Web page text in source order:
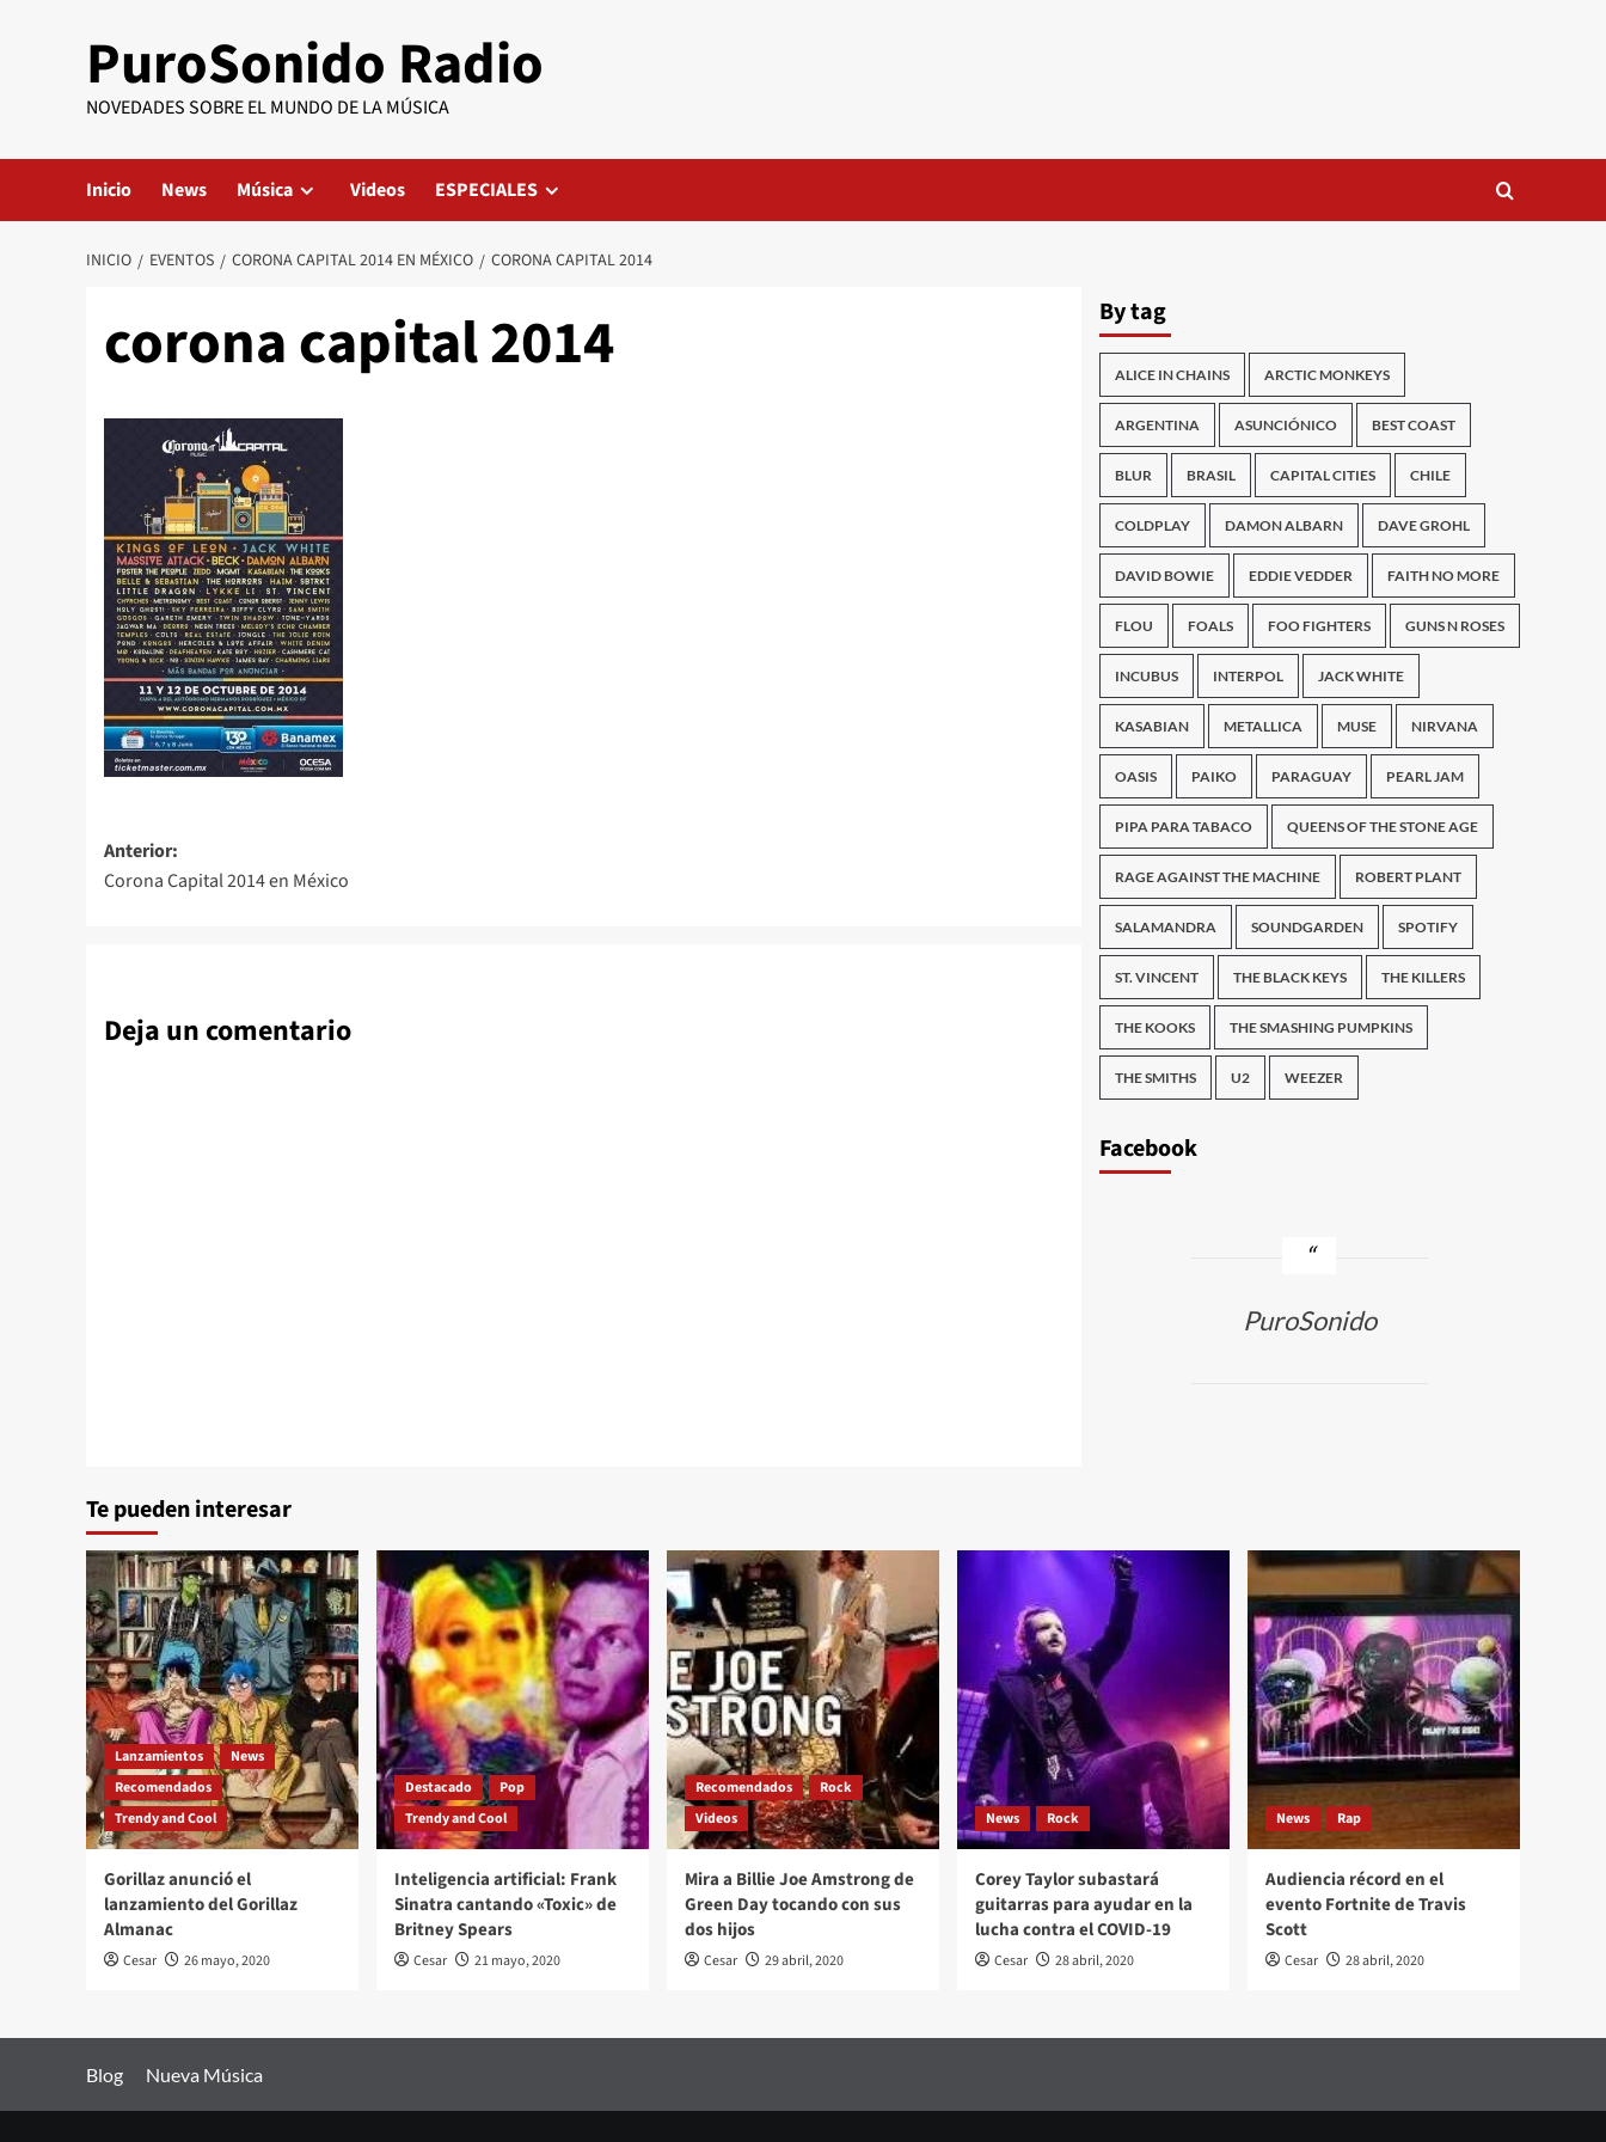
PuroSonido Radio
NOVEDADES SOBRE EL MUNDO DE LA MÚSICA
Inicio News Música Videos ESPECIALES
INICIO EVENTOS CORONA CAPITAL 2014 EN MÉXICO CORONA CAPITAL 2014
corona capital 2014
Navegación
de
Anterior:
Corona Capital 2014 en México
Deja un comentario
By tag
ALICE IN CHAINS ARCTIC MONKEYS
ARGENTINA ASUNCIÓNICO BEST COAST
BLUR BRASIL CAPITAL CITIES CHILE
COLDPLAY DAMON ALBARN DAVE GROHL
DAVID BOWIE EDDIE VEDDER FAITH NO MORE
FLOU FOALS FOO FIGHTERS GUNS N ROSES
INCUBUS INTERPOL JACK WHITE
KASABIAN METALLICA MUSE NIRVANA
OASIS PAIKO PARAGUAY PEARL JAM
PIPA PARA TABACO QUEENS OF THE STONE AGE
RAGE AGAINST THE MACHINE ROBERT PLANT
SALAMANDRA SOUNDGARDEN SPOTIFY
ST. VINCENT THE BLACK KEYS THE KILLERS
THE KOOKS THE SMASHING PUMPKINS
THE SMITHS U2 WEEZER
Facebook
PuroSonido
Te pueden interesar
Lanzamientos
News
Recomendados
Trendy and Cool
Gorillaz anunció el
lanzamiento del Gorillaz
Almanac
Cesar 26 mayo, 2020
Destacado
Pop
Trendy and Cool
Inteligencia artificial: Frank
Sinatra cantando «Toxic» de
Britney Spears
Cesar 21 mayo, 2020
Recomendados
Rock
Videos
Mira a Billie Joe Amstrong de
Green Day tocando con sus
dos hijos
Cesar 29 abril, 2020
News Rock
Corey Taylor subastará
guitarras para ayudar en la
lucha contra el COVID-19
Cesar 28 abril, 2020
News Rap
Audiencia récord en el
evento Fortnite de Travis
Scott
Cesar 28 abril, 2020
Blog Nueva Música